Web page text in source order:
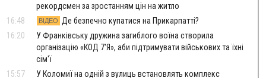
рекордсмен за зростанням цін на житло
16:48
ВІДЕО Де безпечно купатися на Прикарпатті?
16:20
У Франківську дружина загиблого воїна створила
організацію «КОД 7'Я», аби підтримувати військових та їхні
сім'ї
15:57
У Коломиї на одній з вулиць встановлять комплекс